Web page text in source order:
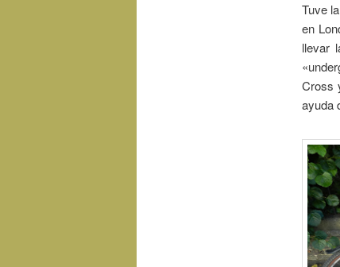
Tuve
en
llevar
Cross
ayuda